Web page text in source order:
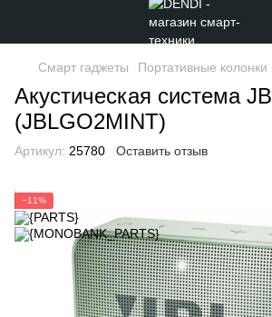
Смарт гаджеты Портативные колонки
Акустическая система
(JBLGO2MINT)
Артикул: 25780 Оставить отзыв
−11%